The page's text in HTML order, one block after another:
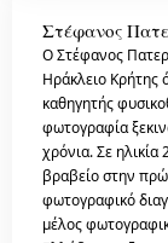
Στέφανος
Ο Στέφανος
Ηράκλειο Κρήτης
καθηγητής
φωτογραφία
χρόνια. Σε
βραβείο στην
φωτογραφικό
μέλος